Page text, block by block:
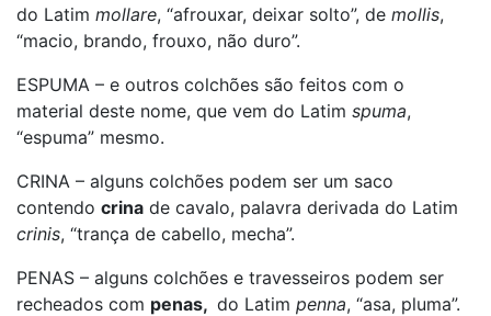
do Latim mollare, “afrouxar, deixar solto”, de mollis,
“macio, brando, frouxo, não duro”.
ESPUMA – e outros colchões são feitos com o
material deste nome, que vem do Latim spuma,
“espuma” mesmo.
CRINA – alguns colchões podem ser um saco
contendo crina de cavalo, palavra derivada do Latim
crinis, “trança de cabello, mecha”.
PENAS – alguns colchões e travesseiros podem ser
recheados com penas, do Latim penna, “asa, pluma”.